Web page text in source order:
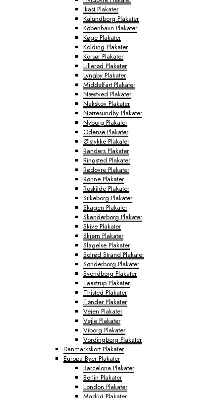
Ikast Plakater
Kalundborg Plakater
København Plakater
Køge Plakater
Kolding Plakater
Korsør Plakater
Lillerød Plakater
Lyngby Plakater
Middelfart Plakater
Næstved Plakater
Nakskov Plakater
Nørresundby Plakater
Nyborg Plakater
Odense Plakater
Ølstykke Plakater
Randers Plakater
Ringsted Plakater
Rødovre Plakater
Rønne Plakater
Roskilde Plakater
Silkeborg Plakater
Skagen Plakater
Skanderborg Plakater
Skive Plakater
Skjern Plakater
Slagelse Plakater
Solrød Strand Plakater
Sønderborg Plakater
Svendborg Plakater
Taastrup Plakater
Thisted Plakater
Tønder Plakater
Vejen Plakater
Vejle Plakater
Viborg Plakater
Vordingborg Plakater
Danmarkskort Plakater
Europa Byer Plakater
Barcelona Plakater
Berlin Plakater
London Plakater